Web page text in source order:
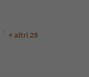
+ altri 29